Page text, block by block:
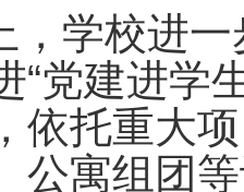
，学校进
“党建进学
依托重大
公寓组团